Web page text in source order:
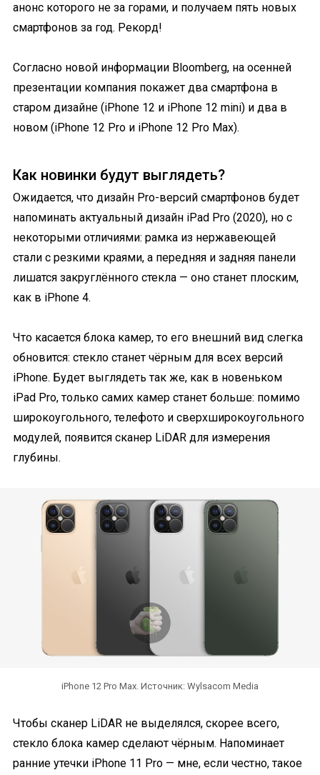
анонс которого не за горами, и получаем пять новых
смартфонов за год. Рекорд!
Согласно новой информации Bloomberg, на осенней
презентации компания покажет два смартфона в
старом дизайне (iPhone 12 и iPhone 12 mini) и два в
новом (iPhone 12 Pro и iPhone 12 Pro Max).
Как новинки будут выглядеть?
Ожидается, что дизайн Pro-версий смартфонов будет
напоминать актуальный дизайн iPad Pro (2020), но с
некоторыми отличиями: рамка из нержавеющей
стали с резкими краями, а передняя и задняя панели
лишатся закруглённого стекла — оно станет плоским,
как в iPhone 4.
Что касается блока камер, то его внешний вид слегка
обновится: стекло станет чёрным для всех версий
iPhone. Будет выглядеть так же, как в новеньком
iPad Pro, только самих камер станет больше: помимо
широкоугольного, телефото и сверхширокоугольного
модулей, появится сканер LiDAR для измерения
глубины.
iPhone 12 Pro Max. Источник: Wylsacom Media
Чтобы сканер LiDAR не выделялся, скорее всего,
стекло блока камер сделают чёрным. Напоминает
ранние утечки iPhone 11 Pro — мне, если честно, такое